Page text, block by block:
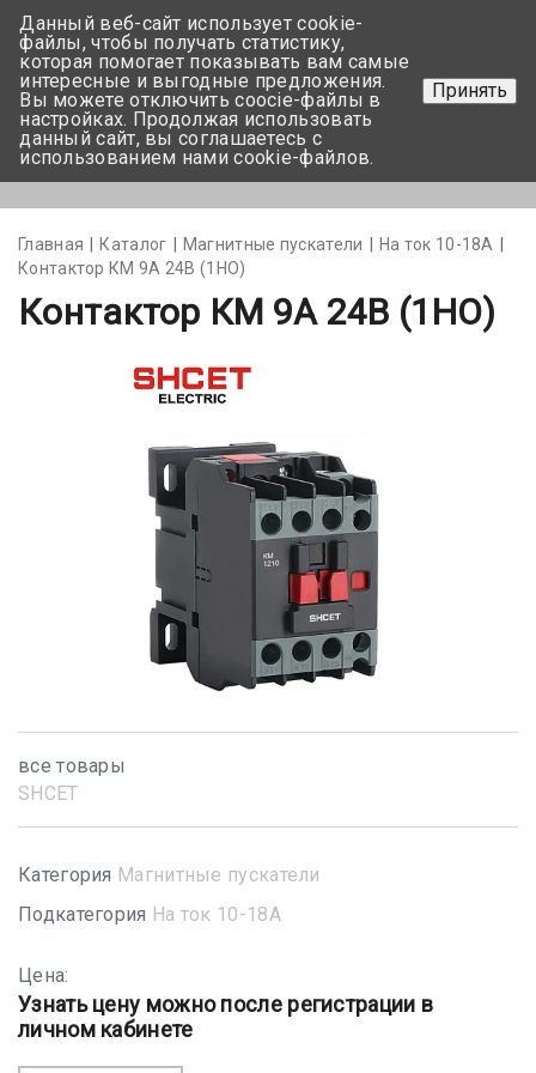
+375 17-350-99-56
+375 44-752-82-08
Задать вопрос
Главная Каталог Магнитные пускатели
На ток 10-18А
Контактор КМ 9А 24В (1НО)
Контактор КМ 9А 24В (1НО)
все товары
SHСET
Категория Магнитные пускатели
Подкатегория На ток 10-18А
Цена:
Узнать цену можно после регистрации в
личном кабинете
Данный веб-сайт использует cookie-
файлы, чтобы получать статистику,
которая помогает показывать вам самые
интересные и выгодные предложения.
Вы можете отключить coocie-файлы в
настройках. Продолжая использовать
данный сайт, вы соглашаетесь с
использованием нами cookie-файлов.
Принять